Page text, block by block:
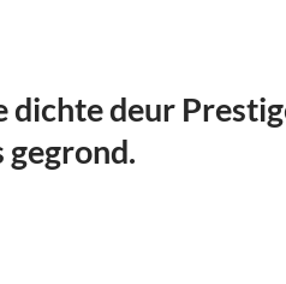
dichte deur
gegrond.